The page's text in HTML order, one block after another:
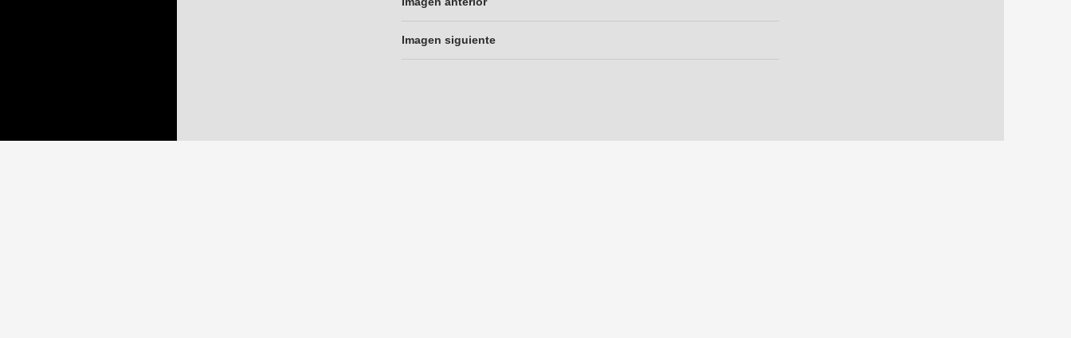
Imagen siguiente